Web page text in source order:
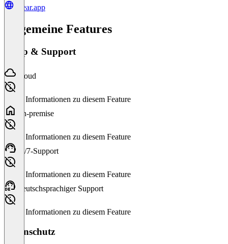
linear.app
Allgemeine Features
Setup & Support
Cloud
Keine Informationen zu diesem Feature
On-premise
Keine Informationen zu diesem Feature
24/7-Support
Keine Informationen zu diesem Feature
Deutschsprachiger Support
Keine Informationen zu diesem Feature
Datenschutz